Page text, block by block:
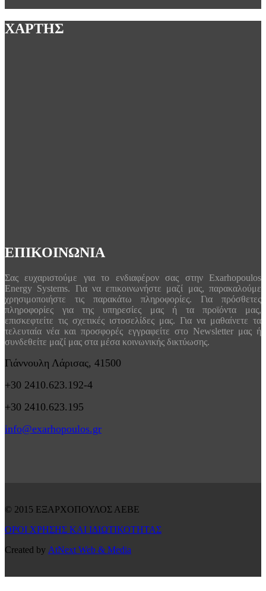
ΧΑΡΤΗΣ
ΕΠΙΚΟΙΝΩΝΙΑ
Σας ευχαριστούμε για το ενδιαφέρον σας στην Exarhopoulos
Energy Systems. Για να επικοινωνήστε μαζί μας, παρακαλούμε
χρησιμοποιήστε τις παρακάτω πληροφορίες. Για πρόσθετες
πληροφορίες για της υπηρεσίες μας ή τα προϊόντα μας,
επισκεφτείτε τις σχετικές ιστοσελίδες μας. Για να μαθαίνετε τα
τελευταία νέα και προσφορές εγγραφείτε στο Newsletter μας ή
συνδεθείτε μαζί μας στα μέσα κοινωνικής δικτύωσης.
Γιάννουλη Λάρισας, 41500
+30 2410.623.192-4
+30 2410.623.195
info@exarhopoulos.gr
© 2015 ΕΞΑΡΧΟΠΟΥΛΟΣ ΑΕΒΕ
ΟΡΟΙ ΧΡΗΣΗΣ ΚΑΙ ΙΔΙΩΤΙΚΟΤΗΤΑΣ
Created by AtNext Web & Media